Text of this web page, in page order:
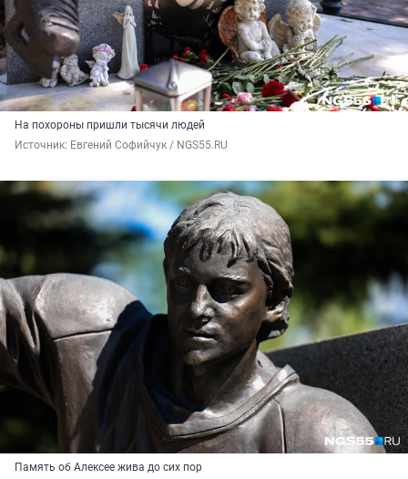
На похороны пришли тысячи людей
Источник: Евгений Софийчук / NGS55.RU
Память об Алексее жива до сих пор